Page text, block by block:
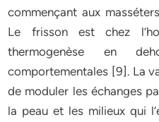
commençant aux
Le frisson est chez
thermogenèse en
comportementales [9]. La
de moduler les échanges
la peau et les milieux qui